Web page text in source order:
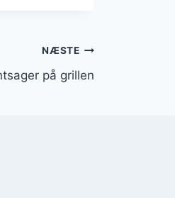
NÆSTE
på grillen